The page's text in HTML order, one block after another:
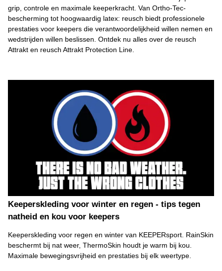
grip, controle en maximale keeperkracht. Van Ortho-Tec-
bescherming tot hoogwaardig latex: reusch biedt professionele
prestaties voor keepers die verantwoordelijkheid willen nemen en
wedstrijden willen beslissen. Ontdek nu alles over de reusch
Attrakt en reusch Attrakt Protection Line.
Keeperskleding voor winter en regen - tips tegen
natheid en kou voor keepers
Keeperskleding voor regen en winter van KEEPERsport. RainSkin
beschermt bij nat weer, ThermoSkin houdt je warm bij kou.
Maximale bewegingsvrijheid en prestaties bij elk weertype.